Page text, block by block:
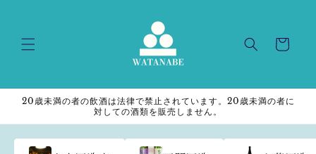
Cart
20歳未満の者の飲酒は法律で禁止されています。20歳未満の者に
対しての酒類を販売しません。